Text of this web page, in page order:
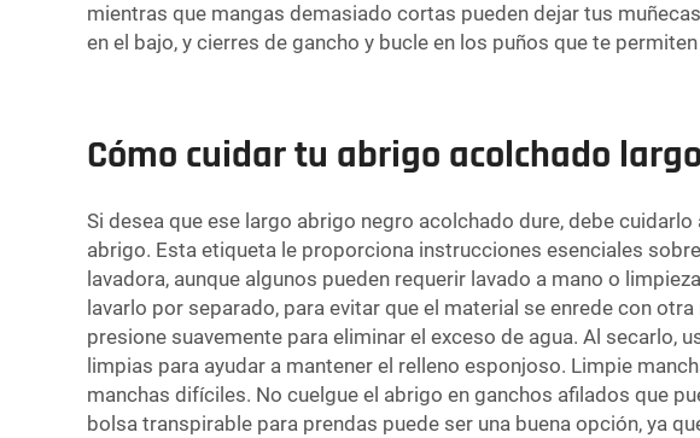
mientras que mangas demasiado cortas pueden dejar tus
en el bajo, y cierres de gancho y bucle en los puños que te
Cómo cuidar tu abrigo acolchado
Si desea que ese largo abrigo negro acolchado dure, debe
abrigo. Esta etiqueta le proporciona instrucciones esenciales
lavadora, aunque algunos pueden requerir lavado a mano o
lavarlo por separado, para evitar que el material se enrede con
presione suavemente para eliminar el exceso de agua. Al secarlo,
limpias para ayudar a mantener el relleno esponjoso. Limpie
manchas difíciles. No cuelgue el abrigo en ganchos afilados que
bolsa transpirable para prendas puede ser una buena opción, ya